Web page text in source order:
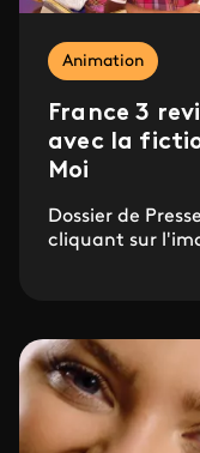
Animation
France 3
avec la
Moi
Dossier de
cliquant sur